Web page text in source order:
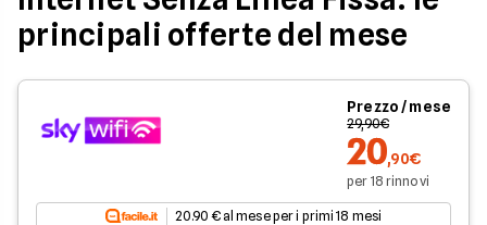
principali offerte del mese
Prezzo / mese
29,90€
20,90€
per 18 rinnovi
20.90 € al mese per i primi 18 mesi